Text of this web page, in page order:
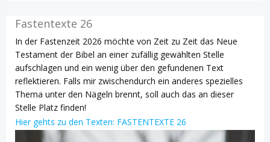
Fastentexte 26
In der Fastenzeit 2026 möchte von Zeit zu Zeit das Neue
Testament der Bibel an einer zufällig gewählten Stelle
aufschlagen und ein wenig über den gefundenen Text
reflektieren. Falls mir zwischendurch ein anderes spezielles
Thema unter den Nägeln brennt, soll auch das an dieser
Stelle Platz finden!
Hier gehts zu den Texten: FASTENTEXTE 26